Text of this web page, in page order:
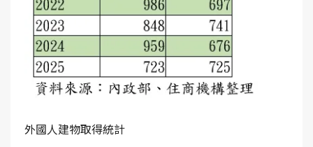
外國人建物取得統計